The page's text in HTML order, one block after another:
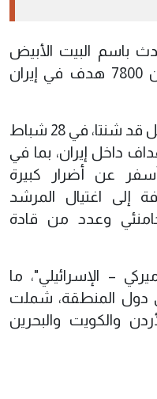
باسم البيت الأبيض
قوله: "وجهنا ضربات لأكثر من 7800 هدف في إيران
وكانت الولايات المتحدة وإسرائيل قد شنتا، في 28 شباط
داخل إيران، بما في
عن أضرار كبيرة
إلى اغتيال المرشد
خامنئي وعدد من قادة
– الإسرائيلي"، ما
دول المنطقة، شملت
والكويت والبحرين